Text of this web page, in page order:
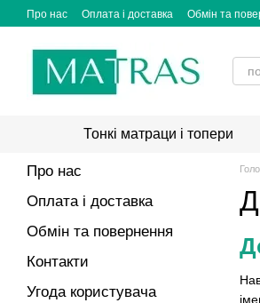
Перейти до основного контенту
Про нас Оплата і доставка Обмін та
Тонкі матраци і топери
Про нас
Оплата і доставка
Обмін та повернення
Контакти
Угода користувача